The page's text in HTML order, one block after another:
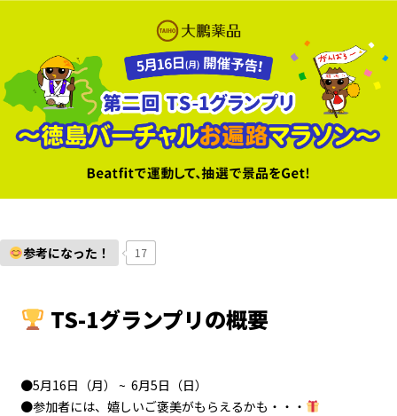
参考になった！ 17
TS-1グランプリの概要
●5月16日（月） ~ 6月5日（日）
●参加者には、嬉しいご褒美がもらえるかも・・・